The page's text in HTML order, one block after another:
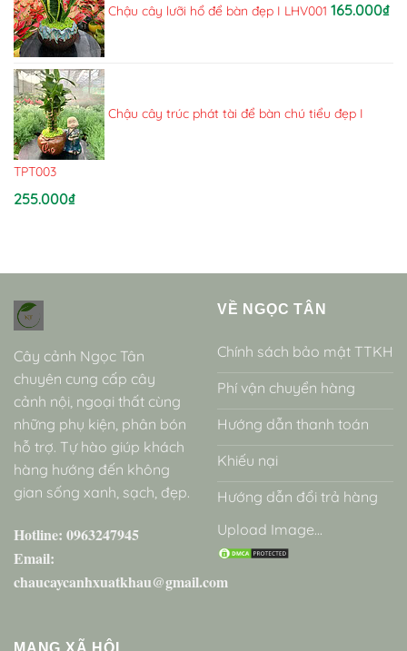
Chậu cây lưỡi hổ để bàn đẹp I LHV001 165.000₫
Chậu cây trúc phát tài để bàn chú tiểu đẹp I
TPT003
255.000₫
Cây cảnh Ngọc Tân
chuyên cung cấp cây
cảnh nội, ngoại thất cùng
những phụ kiện, phân bón
hỗ trợ. Tự hào giúp khách
hàng hướng đến không
gian sống xanh, sạch, đẹp.
Hotline: 0963247945
Email:
chaucaycanhxuatkhau@gmail.com
VỀ NGỌC TÂN
Chính sách bảo mật TTKH
Phí vận chuyển hàng
Hướng dẫn thanh toán
Khiếu nại
Hướng dẫn đổi trả hàng
Upload Image...